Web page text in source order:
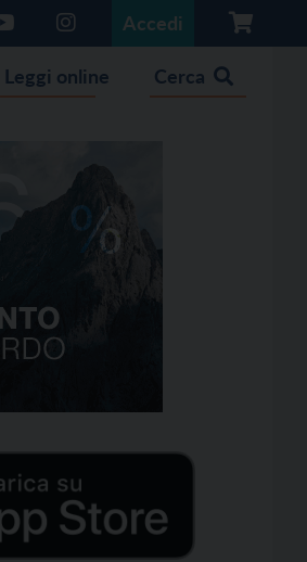
Accedi
Leggi online Cerca